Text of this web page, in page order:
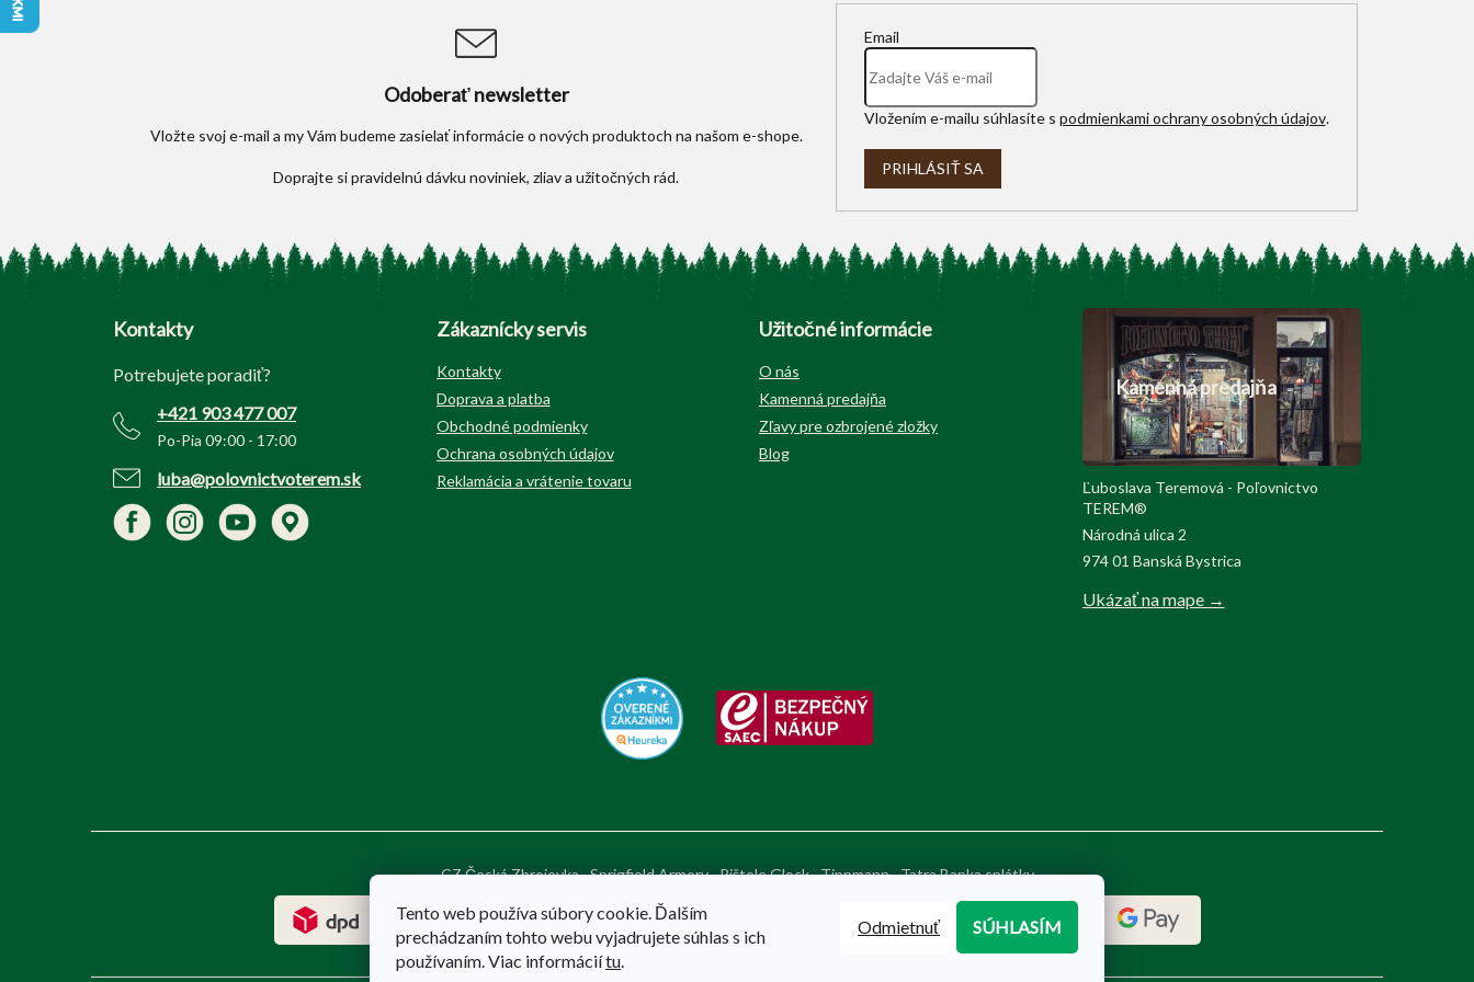
Tento web používa súbory cookie. Ďalším
prechádzaním tohto webu vyjadrujete súhlas s ich
používaním. Viac informáciítu.
Odmietnuť SÚHLASÍM
Odoberať newsletter
Vložte svoj e-mail a my Vám budeme zasielať informácie o nových produktoch na našom e-shope.
Email
Vložením e-mailu súhlasíte s podmienkami ochrany osobných údajov.
PRIHLÁSIŤ SA
Z
Kontakty
Potrebujete poradiť?
+421 903 477 007
Po-Pia 09:00 - 17:00
luba@polovnictvoterem.sk
Zákaznícky servis
Kontakty
Doprava a platba
Obchodné podmienky
Ochrana osobných údajov
Reklamácia a vrátenie tovaru
Užitočné informácie
O nás
Kamenná predajňa
Zľavy pre ozbrojené zložky
Blog
Kamenná predajňa
Ľuboslava Teremová - Poľovnictvo
TEREM®
Národná ulica 2
974 01 Banská Bystrica
Ukázať na mape →
CZ Česká Zbrojovka Sprigfield Armory Pištole Glock Tippmann Tatra Banka splátky